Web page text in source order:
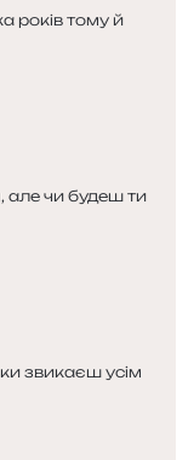
років тому й
але чи будеш ти
звикаєш усім